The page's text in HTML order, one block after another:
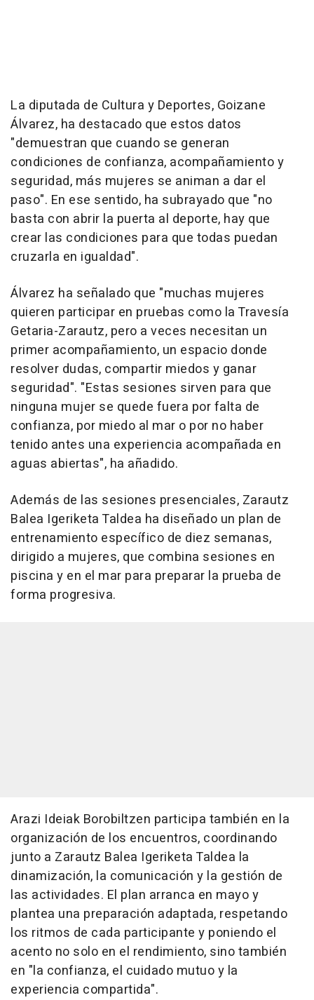
La diputada de Cultura y Deportes, Goizane
Álvarez, ha destacado que estos datos
"demuestran que cuando se generan
condiciones de confianza, acompañamiento y
seguridad, más mujeres se animan a dar el
paso". En ese sentido, ha subrayado que "no
basta con abrir la puerta al deporte, hay que
crear las condiciones para que todas puedan
cruzarla en igualdad".
Álvarez ha señalado que "muchas mujeres
quieren participar en pruebas como la Travesía
Getaria-Zarautz, pero a veces necesitan un
primer acompañamiento, un espacio donde
resolver dudas, compartir miedos y ganar
seguridad". "Estas sesiones sirven para que
ninguna mujer se quede fuera por falta de
confianza, por miedo al mar o por no haber
tenido antes una experiencia acompañada en
aguas abiertas", ha añadido.
Además de las sesiones presenciales, Zarautz
Balea Igeriketa Taldea ha diseñado un plan de
entrenamiento específico de diez semanas,
dirigido a mujeres, que combina sesiones en
piscina y en el mar para preparar la prueba de
forma progresiva.
Arazi Ideiak Borobiltzen participa también en la
organización de los encuentros, coordinando
junto a Zarautz Balea Igeriketa Taldea la
dinamización, la comunicación y la gestión de
las actividades. El plan arranca en mayo y
plantea una preparación adaptada, respetando
los ritmos de cada participante y poniendo el
acento no solo en el rendimiento, sino también
en "la confianza, el cuidado mutuo y la
experiencia compartida".